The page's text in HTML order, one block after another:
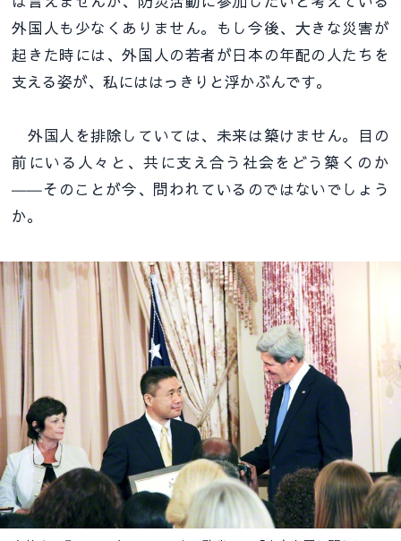
外国人も少なくありません。もし今後、大きな災害が
起きた時には、外国人の若者が日本の年配の人たちを
支える姿が、私にははっきりと浮かぶんです。
外国人を排除していては、未来は築けません。目の
前にいる人々と、共に支え合う社会をどう築くのか
――そのことが今、問われているのではないでしょう
か。